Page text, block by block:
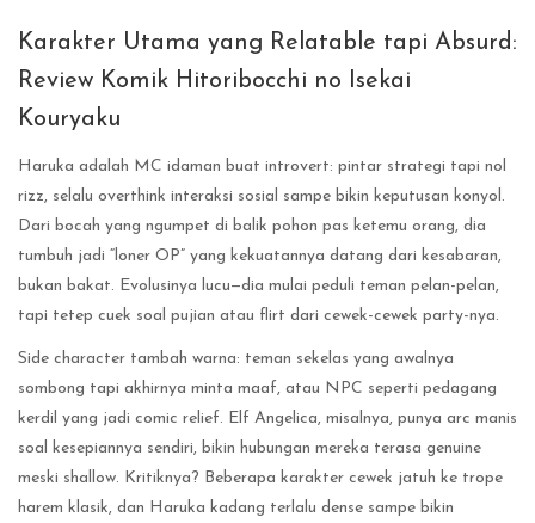
Karakter Utama yang Relatable tapi Absurd:
Review Komik Hitoribocchi no Isekai
Kouryaku
Haruka adalah MC idaman buat introvert: pintar strategi tapi nol
rizz, selalu overthink interaksi sosial sampe bikin keputusan konyol.
Dari bocah yang ngumpet di balik pohon pas ketemu orang, dia
tumbuh jadi “loner OP” yang kekuatannya datang dari kesabaran,
bukan bakat. Evolusinya lucu—dia mulai peduli teman pelan-pelan,
tapi tetep cuek soal pujian atau flirt dari cewek-cewek party-nya.
Side character tambah warna: teman sekelas yang awalnya
sombong tapi akhirnya minta maaf, atau NPC seperti pedagang
kerdil yang jadi comic relief. Elf Angelica, misalnya, punya arc manis
soal kesepiannya sendiri, bikin hubungan mereka terasa genuine
meski shallow. Kritiknya? Beberapa karakter cewek jatuh ke trope
harem klasik, dan Haruka kadang terlalu dense sampe bikin